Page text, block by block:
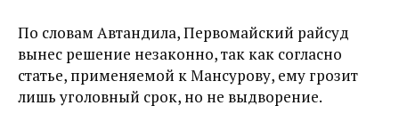
По словам Автандила, Первомайский райсуд
вынес решение незаконно, так как согласно
статье, применяемой к Мансурову, ему грозит
лишь уголовный срок, но не выдворение.